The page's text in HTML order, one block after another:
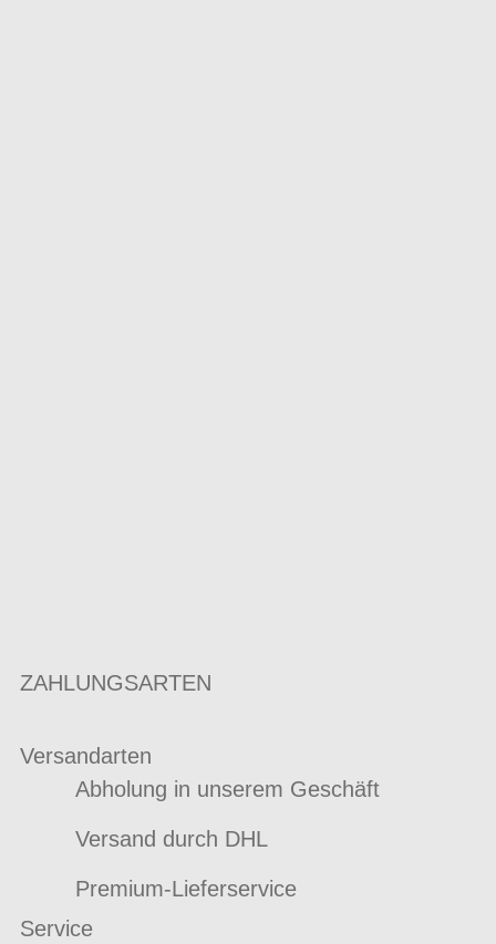
ZAHLUNGSARTEN
Versandarten
Abholung in unserem Geschäft
Versand durch DHL
Premium-Lieferservice
Service